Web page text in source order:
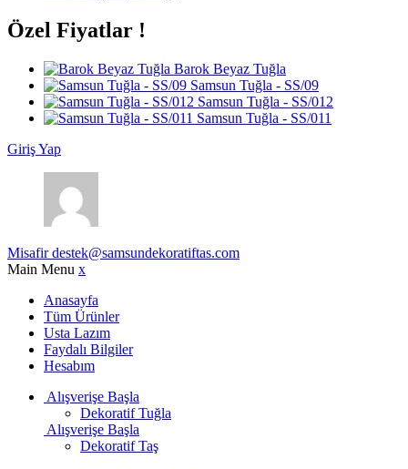
Özel Fiyatlar !
Barok Beyaz Tuğla
Samsun Tuğla - SS/09
Samsun Tuğla - SS/012
Samsun Tuğla - SS/011
Giriş Yap
Misafirdestek@samsundekoratiftas.com
Main Menu x
Anasayfa
Tüm Ürünler
Usta Lazım
Faydalı Bilgiler
Hesabım
Alışverişe Başla
Dekoratif Tuğla
Alışverişe Başla
Dekoratif Taş